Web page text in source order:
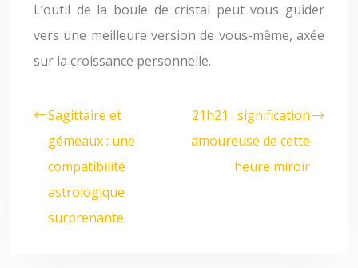
L’outil de la boule de cristal peut vous guider
vers une meilleure version de vous-même, axée
sur la croissance personnelle.
Sagittaire et
gémeaux : une
compatibilité
astrologique
surprenante
21h21 : signification
amoureuse de cette
heure miroir